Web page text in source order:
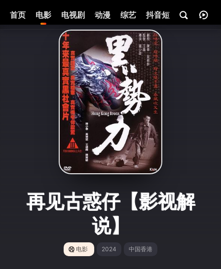
首页 电影 电视剧 动漫 综艺 抖音短剧 即将热映
再见古惑仔【影视解
说】
电影 2024 中国香港